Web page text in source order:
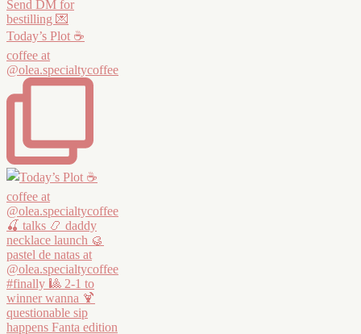
Today’s Plot ☕️
coffee at
@olea.specialtycoffee